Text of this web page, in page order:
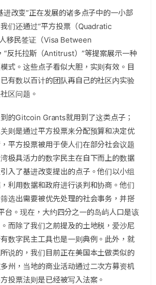
进改变”正在发展的诸多点子中的一小部
们还通过“平方投票（Quadratic
移民签证（Visa Between
“反托拉斯（Antitrust）”等提案展示一种
式。这些点子看似大胆，实则有效。目
有数以百计的团队再自己的社区内实验
区问题。
的Gitcoin Grants就用到了这类点子；
则是通过平方投票来分配预算和决定优
平方投票被用于使人们在部分社会议题
极具活力的数字民主在自下而上的数据
入了基进改变提出的点子。他们以小组
利用数据和政府进行谈判和协商。他们
选出需要被优先处理的社会事务，并搭
台。现在，大约四分之一的岛屿人口是该
而除了我们之前提及的土地税，爱沙尼
数字民主工具也是一则典例。此外，就
说的，我们目前正在美国本土做类似的
州，当地的商业活动通过二次方募资机
投票法则是已经被写入法案。